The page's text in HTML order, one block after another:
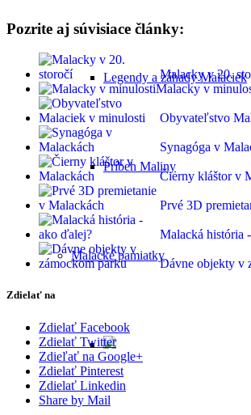
Legendy a záhady Malaciek
Príbeh Maliny
Malacké pamiatky
Pozrite aj súvisiace články:
Malacky v 20.
Malacky v
Obyvateľstvo
Synagóga v
Čierny kláštor v
Prvé 3D
Malacká história
Dávne objekty v
Zdielať na
Zdielať Facebook
Zdielať Twitter
Zdieľať na Google+
Zdielať Pinterest
Zdielať Linkedin
Share by Mail